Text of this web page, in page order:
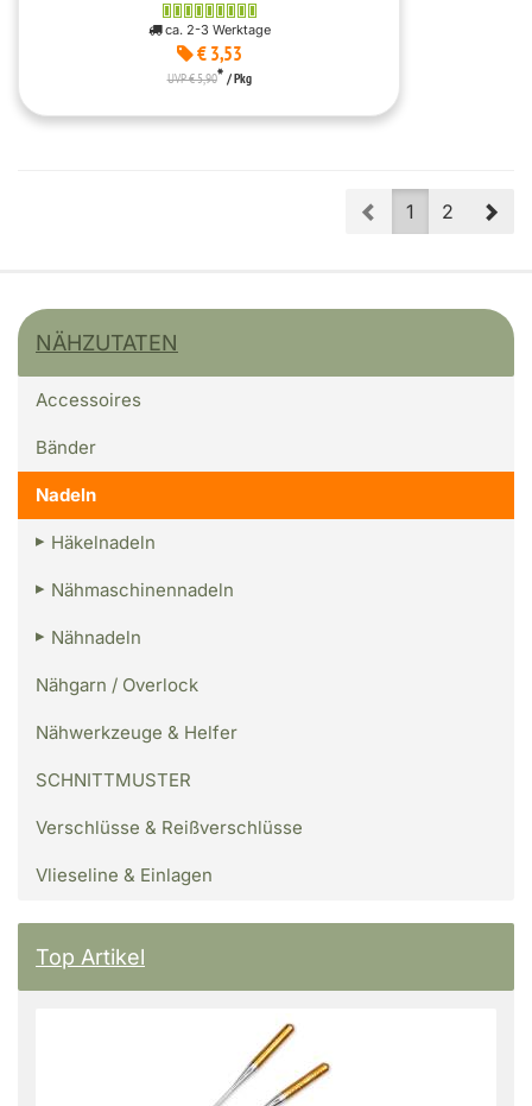
ca. 2-3 Werktage
€ 3,53
UVP € 5,90* / Pkg
Prev
1 2
NÄHZUTATEN
Accessoires
Bänder
Nadeln
Häkelnadeln
Nähmaschinennadeln
Nähnadeln
Nähgarn / Overlock
Nähwerkzeuge & Helfer
SCHNITTMUSTER
Verschlüsse & Reißverschlüsse
Vlieseline & Einlagen
Top Artikel